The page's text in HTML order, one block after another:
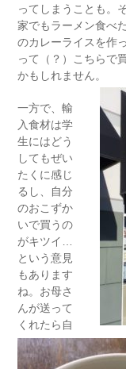
ってしまうことも。
家でもラーメン食べ
のカレーライスを作
って（？）こちらで
かもしれません。
一方で、輸
入食材は学
生にはどう
してもぜい
たくに感じ
るし、自分
のおこずか
いで買うの
がキツイ…
という意見
もあります
ね。お母さ
んが送って
くれたら自